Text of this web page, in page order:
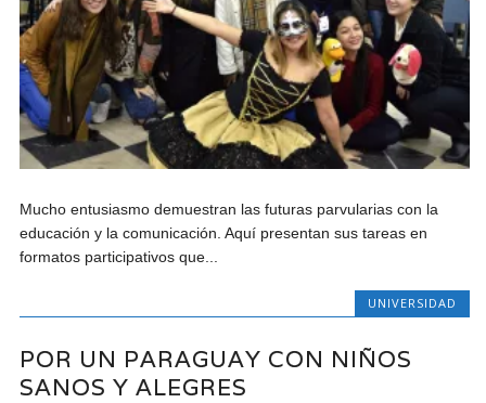
Mucho entusiasmo demuestran las futuras parvularias con la
educación y la comunicación. Aquí presentan sus tareas en
formatos participativos que...
UNIVERSIDAD
POR UN PARAGUAY CON NIÑOS
SANOS Y ALEGRES